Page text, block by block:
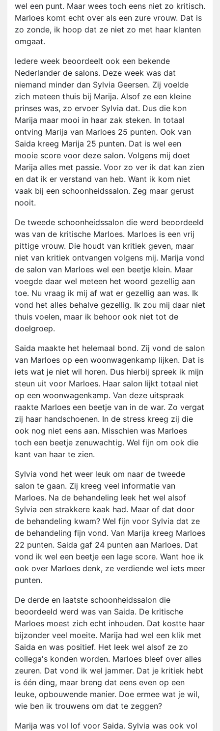
wel een punt. Maar wees toch eens niet zo kritisch.
Marloes komt echt over als een zure vrouw. Dat is
zo zonde, ik hoop dat ze niet zo met haar klanten
omgaat.
Iedere week beoordeelt ook een bekende
Nederlander de salons. Deze week was dat
niemand minder dan Sylvia Geersen. Zij voelde
zich meteen thuis bij Marija. Alsof ze een kleine
prinses was, zo ervoer Sylvia dat. Dus die kon
Marija maar mooi in haar zak steken. In totaal
ontving Marija van Marloes 25 punten. Ook van
Saida kreeg Marija 25 punten. Dat is wel een
mooie score voor deze salon. Volgens mij doet
Marija alles met passie. Voor zo ver ik dat kan zien
en dat ik er verstand van heb. Want ik kom niet
vaak bij een schoonheidssalon. Zeg maar gerust
nooit.
De tweede schoonheidssalon die werd beoordeeld
was van de kritische Marloes. Marloes is een vrij
pittige vrouw. Die houdt van kritiek geven, maar
niet van kritiek ontvangen volgens mij. Marija vond
de salon van Marloes wel een beetje klein. Maar
voegde daar wel meteen het woord gezellig aan
toe. Nu vraag ik mij af wat er gezellig aan was. Ik
vond het alles behalve gezellig. Ik zou mij daar niet
thuis voelen, maar ik behoor ook niet tot de
doelgroep.
Saida maakte het helemaal bond. Zij vond de salon
van Marloes op een woonwagenkamp lijken. Dat is
iets wat je niet wil horen. Dus hierbij spreek ik mijn
steun uit voor Marloes. Haar salon lijkt totaal niet
op een woonwagenkamp. Van deze uitspraak
raakte Marloes een beetje van in de war. Zo vergat
zij haar handschoenen. In de stress kreeg zij die
ook nog niet eens aan. Misschien was Marloes
toch een beetje zenuwachtig. Wel fijn om ook die
kant van haar te zien.
Sylvia vond het weer leuk om naar de tweede
salon te gaan. Zij kreeg veel informatie van
Marloes. Na de behandeling leek het wel alsof
Sylvia een strakkere kaak had. Maar of dat door
de behandeling kwam? Wel fijn voor Sylvia dat ze
de behandeling fijn vond. Van Marija kreeg Marloes
22 punten. Saida gaf 24 punten aan Marloes. Dat
vond ik wel een beetje een lage score. Want hoe ik
ook over Marloes denk, ze verdiende wel iets meer
punten.
De derde en laatste schoonheidssalon die
beoordeeld werd was van Saida. De kritische
Marloes moest zich echt inhouden. Dat kostte haar
bijzonder veel moeite. Marija had wel een klik met
Saida en was positief. Het leek wel alsof ze zo
collega's konden worden. Marloes bleef over alles
zeuren. Dat vond ik wel jammer. Dat je kritiek hebt
is één ding, maar breng dat eens even op een
leuke, opbouwende manier. Doe ermee wat je wil,
wie ben ik trouwens om dat te zeggen?
Marija was vol lof voor Saida. Sylvia was ook vol